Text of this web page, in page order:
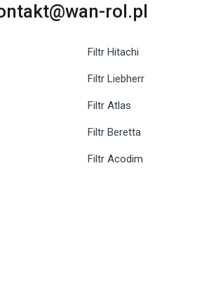
rol.pl
Filtr Hitachi
Filtr Liebherr
Filtr Atlas
Filtr Beretta
Filtr Acodim